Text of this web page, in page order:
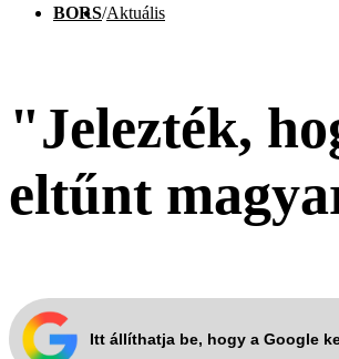
BORS/Aktuális
"Jelezték,
eltűnt
Itt állíthatja be, hogy a Google